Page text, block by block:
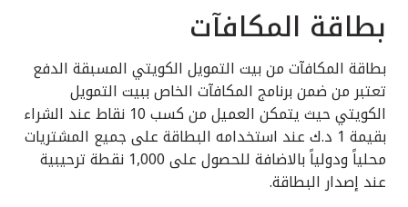
بطاقة المكافآت
بطاقة المكافآت من بيت التمويل الكويتي المسبقة الدفع
تعتبر من ضمن برنامج المكافآت الخاص ببيت التمويل
الكويتي حيث يتمكن العميل من كسب 10 نقاط عند الشراء
بقيمة 1 د.ك عند استخدامه البطاقة على جميع المشتريات
محلياً ودولياً بالاضافة للحصول على 1,000 نقطة ترحيبية
عند إصدار البطاقة.